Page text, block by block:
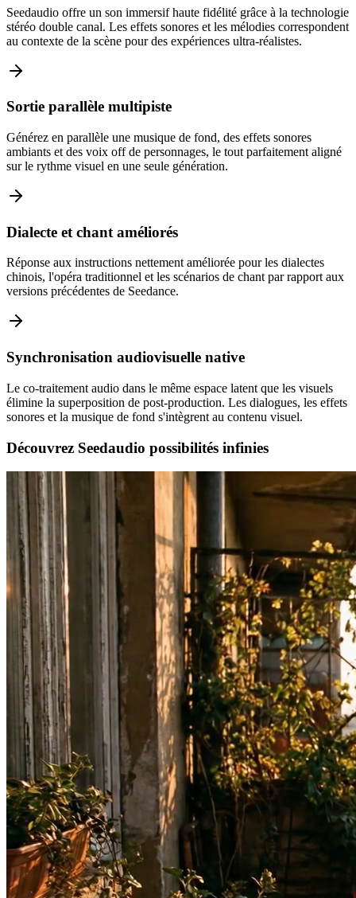
Seedaudio offre un son immersif haute fidélité grâce à la technologie
stéréo double canal. Les effets sonores et les mélodies correspondent
au contexte de la scène pour des expériences ultra-réalistes.
Sortie parallèle multipiste
Générez en parallèle une musique de fond, des effets sonores
ambiants et des voix off de personnages, le tout parfaitement aligné
sur le rythme visuel en une seule génération.
Dialecte et chant améliorés
Réponse aux instructions nettement améliorée pour les dialectes
chinois, l'opéra traditionnel et les scénarios de chant par rapport aux
versions précédentes de Seedance.
Synchronisation audiovisuelle native
Le co-traitement audio dans le même espace latent que les visuels
élimine la superposition de post-production. Les dialogues, les effets
sonores et la musique de fond s'intègrent au contenu visuel.
Découvrez Seedaudio possibilités infinies